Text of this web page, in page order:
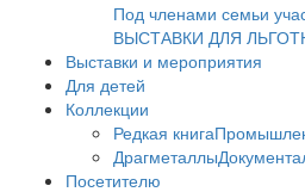
Под членами семьи
ВЫСТАВКИ ДЛЯ
Выставки и мероприятия
Для детей
Коллекции
Редкая книга
Драгметаллы
Посетителю